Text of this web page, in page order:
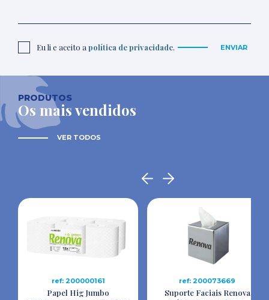
Eu li e aceito a política de privacidade. ENVIAR
PRODUTOS
Os mais vendidos
VER TODOS
ref: 200000161
Papel Hig Jumbo
ref: 200073669
Suporte Faciais Renova